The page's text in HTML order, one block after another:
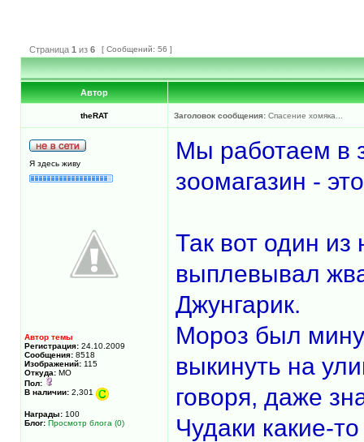
Страница 1 из 6 [ Сообщений: 56 ]
Автор
theRAT Заголовок сообщения: Спасение хомяка...
Я здесь живу
Автор темы
Регистрация: 24.10.2009
Сообщения: 8518
Изображений: 115
Откуда: МО
Пол:
В наличии: 2,301
Награды: 100
Блог: Просмотр блога (0)
Мы работаем в
зоомагазин -
Так вот один
выплевывал
Джунгарик.
Мороз был
выкинуть на
говоря, даже
Чудаки какие-